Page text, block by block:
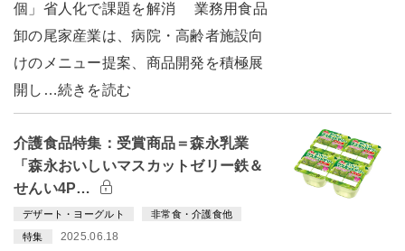
個」省人化で課題を解消 業務用食品
卸の尾家産業は、病院・高齢者施設向
けのメニュー提案、商品開発を積極展
開し…続きを読む
介護食品特集：受賞商品＝森永乳業
「森永おいしいマスカットゼリー鉄＆
せんい4P…
デザート・ヨーグルト 非常食・介護食他
特集 2025.06.18